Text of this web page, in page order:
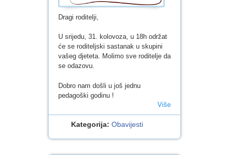
Dragi roditelji,
U srijedu, 31. kolovoza, u 18h održat
će se roditeljski sastanak u skupini
vašeg djeteta. Molimo sve roditelje da
se odazovu.
Dobro nam došli u još jednu
pedagoški godinu !
Više
Kategorija: Obavijesti